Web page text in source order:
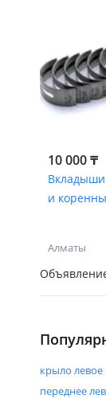
10 000 ₸
и
Алматы
крыло левое
переднее